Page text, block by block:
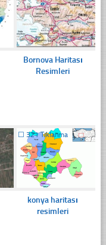
Bornova Haritası
Resimleri
☐ 321 Tıklanma
konya haritası
resimleri